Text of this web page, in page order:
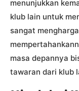
menunjukkan
klub lain untuk
sangat
masa depannya
tawaran dari klub